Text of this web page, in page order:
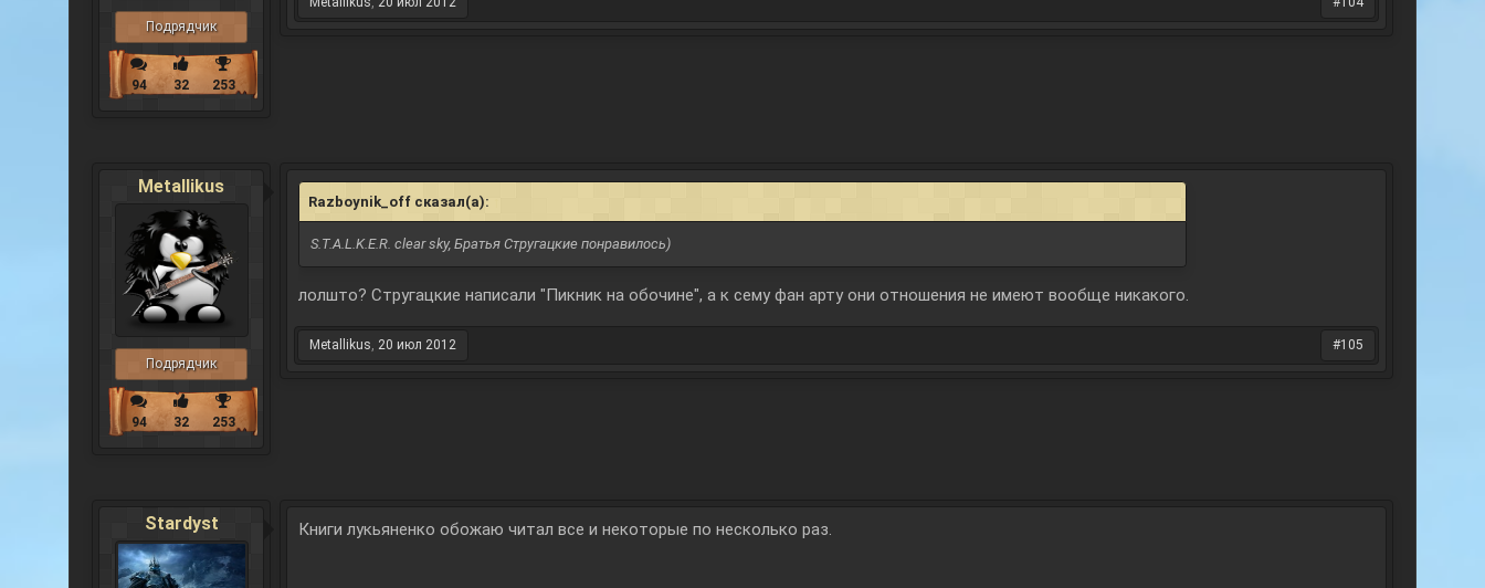
Подрядчик
94 32 253
Metallikus
Подрядчик
94 32 253
Razboynik_off сказал(а):
S.T.A.L.K.E.R. clear sky, Братья Стругацкие понравилось)
лолшто? Стругацкие написали "Пикник на обочине", а к сему фан арту они отношения не имеют вообще никакого.
Metallikus, 20 июл 2012 #105
Stardyst Книги лукьяненко обожаю читал все и некоторые по несколько раз.